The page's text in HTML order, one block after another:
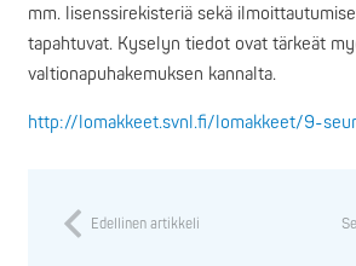
mm. lisenssirekisteriä sekä
tapahtuvat. Kyselyn tiedot ovat tärkeät
valtionapuhakemuksen kannalta.
http://lomakkeet.svnl.fi/lomakkeet/9-
Edellinen artikkeli